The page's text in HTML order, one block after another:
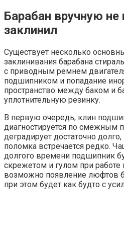
Барабан вручную не
заклинил
Существует несколько
заклинивания барабана
с приводным ремнем
подшипником и попадание
пространство между баком и
уплотнительную резинку.
В первую очередь, клин
диагностируется по смежным
деградирует достаточно
поломка встречается редко.
долгого времени подшипник
скрежетом и гулом при
возможно появление люфтов
при этом будет как будто с